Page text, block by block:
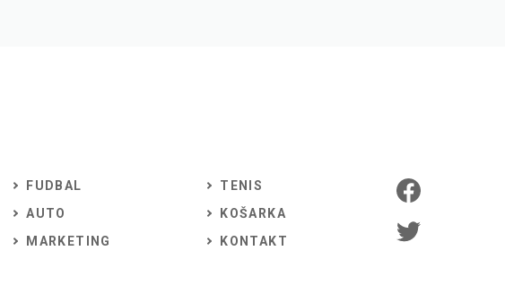
FUDBAL
AUTO
MARKETING
TENIS
KOŠARKA
KONTAKT